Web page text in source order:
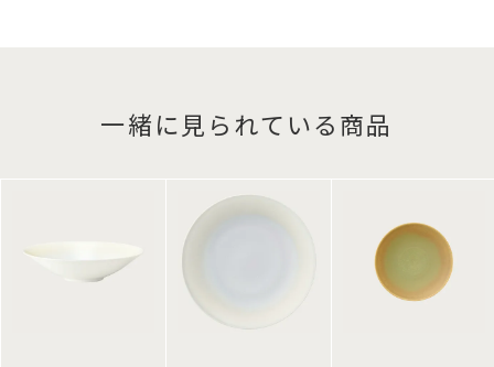
一緒に見られている商品